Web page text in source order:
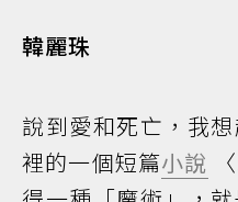
韓麗珠
說到愛和死亡，我
裡的一個短篇小說